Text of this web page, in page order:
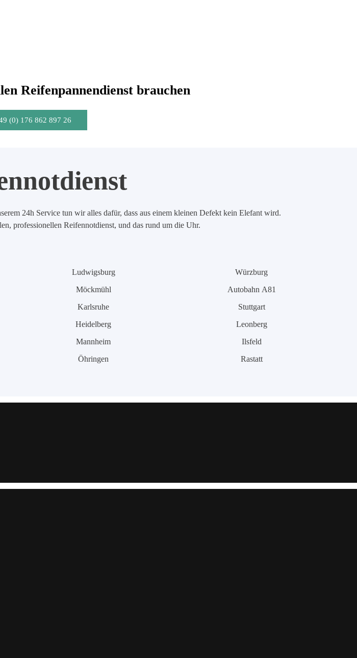
Reifenpannendienst brauchen
(0) 176 862 897 26
24h Service tun wir alles dafür, dass aus einem kleinen Defekt kein Elefant wird.
professionellen Reifennotdienst, und das rund um die Uhr.
Ludwigsburg
Möckmühl
Karlsruhe
Heidelberg
Mannheim
Öhringen
Würzburg
Autobahn A81
Stuttgart
Leonberg
Ilsfeld
Rastatt